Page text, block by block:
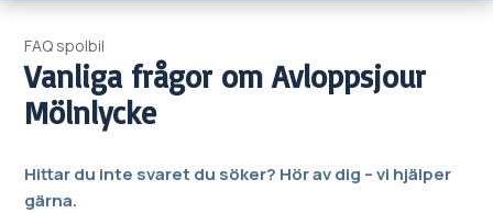
FAQ spolbil
Vanliga frågor omAvloppsjour
Mölnlycke
Hittar du inte svaret du söker? Hör av dig – vi hjälper
gärna.